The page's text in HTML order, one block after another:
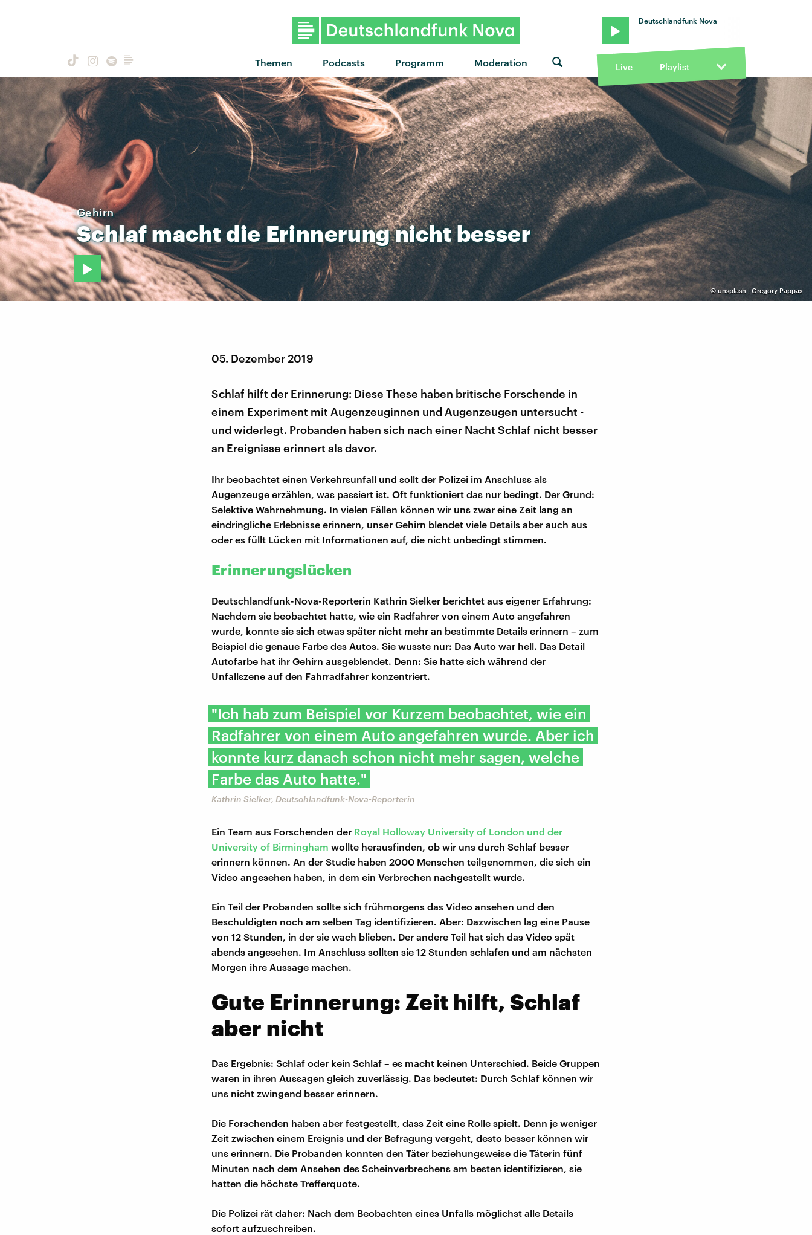
Themen Podcasts Programm Moderation
Deutschlandfunk Nova
Live Playlist
©unsplash | Gregory Pappas
Gehirn
Schlafmacht dieErinnerungnichtbesser
05. Dezember 2019
Schlaf hilft der Erinnerung: Diese These haben britische Forschende in
einem Experiment mit Augenzeuginnen und Augenzeugen untersucht -
und widerlegt. Probanden haben sich nach einer Nacht Schlaf nicht besser
an Ereignisse erinnert als davor.
Ihr beobachtet einen Verkehrsunfall und sollt der Polizei im Anschluss als
Augenzeuge erzählen, was passiert ist. Oft funktioniert das nur bedingt. Der Grund:
Selektive Wahrnehmung. In vielen Fällen können wir uns zwar eine Zeit lang an
eindringliche Erlebnisse erinnern, unser Gehirn blendet viele Details aber auch aus
oder es füllt Lücken mit Informationen auf, die nicht unbedingt stimmen.
Erinnerungslücken
Deutschlandfunk-Nova-Reporterin Kathrin Sielker berichtet aus eigener Erfahrung:
Nachdem sie beobachtet hatte, wie ein Radfahrer von einem Auto angefahren
wurde, konnte sie sich etwas später nicht mehr an bestimmte Details erinnern – zum
Beispiel die genaue Farbe des Autos. Sie wusste nur: Das Auto war hell. Das Detail
Autofarbe hat ihr Gehirn ausgeblendet. Denn: Sie hatte sich während der
Unfallszene auf den Fahrradfahrer konzentriert.
"Ich hab zum Beispiel vor Kurzem beobachtet, wie ein
Radfahrer von einem Auto angefahren wurde. Aber ich
konnte kurz danach schon nicht mehr sagen, welche
Farbe das Auto hatte."
Kathrin Sielker, Deutschlandfunk-Nova-Reporterin
Ein Team aus Forschenden der Royal Holloway University of London und der
University of Birmingham wollte herausfinden, ob wir uns durch Schlaf besser
erinnern können. An der Studie haben 2000 Menschen teilgenommen, die sich ein
Video angesehen haben, in dem ein Verbrechen nachgestellt wurde.
Ein Teil der Probanden sollte sich frühmorgens das Video ansehen und den
Beschuldigten noch am selben Tag identifizieren. Aber: Dazwischen lag eine Pause
von 12 Stunden, in der sie wach blieben. Der andere Teil hat sich das Video spät
abends angesehen. Im Anschluss sollten sie 12 Stunden schlafen und am nächsten
Morgen ihre Aussage machen.
Gute Erinnerung: Zeit hilft, Schlaf
aber nicht
Das Ergebnis: Schlaf oder kein Schlaf – es macht keinen Unterschied. Beide Gruppen
waren in ihren Aussagen gleich zuverlässig. Das bedeutet: Durch Schlaf können wir
uns nicht zwingend besser erinnern.
Die Forschenden haben aber festgestellt, dass Zeit eine Rolle spielt. Denn je weniger
Zeit zwischen einem Ereignis und der Befragung vergeht, desto besser können wir
uns erinnern. Die Probanden konnten den Täter beziehungsweise die Täterin fünf
Minuten nach dem Ansehen des Scheinverbrechens am besten identifizieren, sie
hatten die höchste Trefferquote.
Die Polizei rät daher: Nach dem Beobachten eines Unfalls möglichst alle Details
sofort aufzuschreiben.